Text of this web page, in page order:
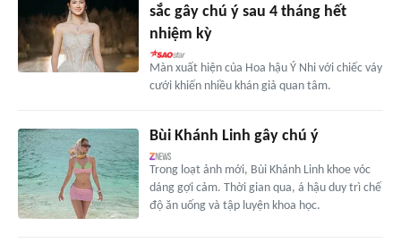
sắc gây chú ý sau 4 tháng hết
nhiệm kỳ
Màn xuất hiện của Hoa hậu Ý Nhi với chiếc váy
cưới khiến nhiều khán giả quan tâm.
Bùi Khánh Linh gây chú ý
Trong loạt ảnh mới, Bùi Khánh Linh khoe vóc
dáng gợi cảm. Thời gian qua, á hậu duy trì chế
độ ăn uống và tập luyện khoa học.